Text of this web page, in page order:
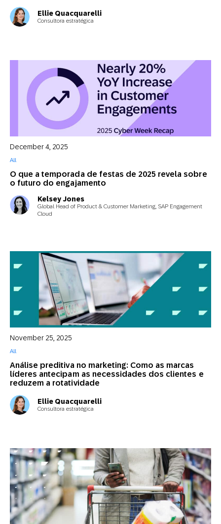
Ellie Quacquarelli
Consultora estratégica
O que a temporada de festas de 2025 revela sobre
o futuro do engajamento
December 4, 2025
All
Kelsey Jones
Global Head of Product & Customer Marketing, SAP Engagement
Cloud
Análise preditiva no marketing: Como as marcas
líderes antecipam as necessidades dos clientes e
reduzem a rotatividade
November 25, 2025
All
Ellie Quacquarelli
Consultora estratégica